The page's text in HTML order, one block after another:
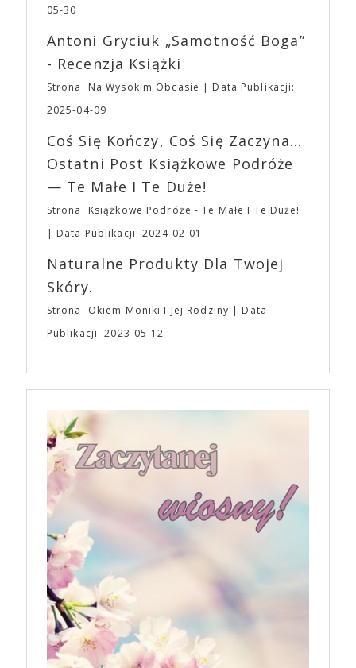
jednego z najbardziej interesujących współczesnych
(„Joker”, „Ona”) w swojej najbardziej zaskakującej
roli. Twórca kultowych „Dziedzictwo. Hereditary” i
„Midsommar. W biały dzień” zrealizował najbardziej
osobisty film, który pozwolił mu w pełni podzielić
się z widzami swoimi lękami, wizją świata, a przede
„Bo się boi” w kinach od 21 kwietnia.
dotyczył jedynie tych, którzy z imprezy wyjść nie
Wystawców i Obsługi. Na terenie hali nie zabraknie
Waszych ulubionych Wystawców serwujących
napoje oraz drobne przekąski a przed halą
planujemy Strefę FoodTrucków. Życzymy Wam
fantastycznego czasu oczekiwania na nadchodzącą
EXPO XXI!
05-30
Antoni Gryciuk „Samotność Boga”
- Recenzja Książki
Strona: Na Wysokim Obcasie
Data Publikacji:
2025-04-09
Coś Się Kończy, Coś Się Zaczyna...
Ostatni Post Książkowe Podróże
— Te Małe I Te Duże!
Strona: Książkowe Podróże - Te Małe I Te Duże!
Data Publikacji: 2024-02-01
Naturalne Produkty Dla Twojej
Skóry.
Strona: Okiem Moniki I Jej Rodziny
Data
Publikacji: 2023-05-12